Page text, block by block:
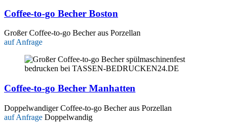
Coffee-to-go Becher Boston
Großer Coffee-to-go Becher aus Porzellan
auf Anfrage
Coffee-to-go Becher Manhatten
Doppelwandiger Coffee-to-go Becher aus Porzellan
auf Anfrage Doppelwandig